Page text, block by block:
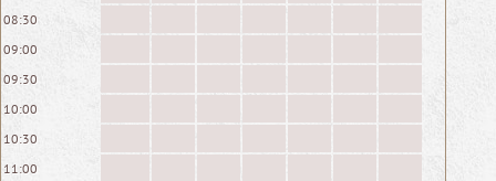
08:30
09:00
09:30
10:00
10:30
11:00